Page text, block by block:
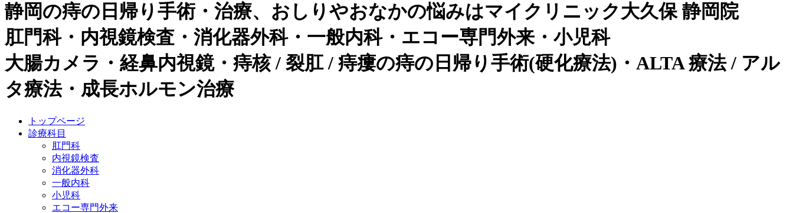
静岡の痔の日帰り手術・治療、おしりやおなかの悩みはマイクリニック大久保 静岡院
肛門科・内視鏡検査・消化器外科・一般内科・エコー専門外来・小児科
大腸カメラ・経鼻内視鏡・痔核 / 裂肛 / 痔瘻の痔の日帰り手術(硬化療法)・ALTA 療法 / アル
タ療法・成長ホルモン治療
トップページ
診療科目
肛門科
内視鏡検査
消化器外科
一般内科
小児科
エコー専門外来